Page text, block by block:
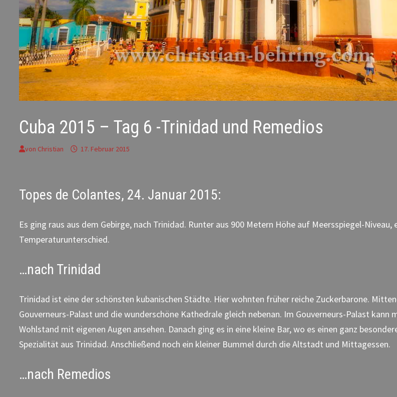
Cuba 2015 – Tag 6 -Trinidad und Remedios
von Christian 17. Februar 2015
Topes de Colantes, 24. Januar 2015:
Es ging raus aus dem Gebirge, nach Trinidad. Runter aus 900 Metern Höhe auf Meersspiegel-Niveau,
Temperaturunterschied.
…nach Trinidad
Trinidad ist eine der schönsten kubanischen Städte. Hier wohnten früher reiche Zuckerbarone.
Gouverneurs-Palast und die wunderschöne Kathedrale gleich nebenan. Im Gouverneurs-Palast kann
Wohlstand mit eigenen Augen ansehen. Danach ging es in eine kleine Bar, wo es einen ganz
Spezialität aus Trinidad. Anschließend noch ein kleiner Bummel durch die Altstadt und Mittagessen.
…nach Remedios